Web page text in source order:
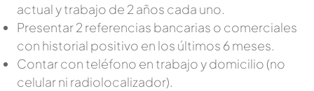
actual y trabajo de 2 años cada uno.
Presentar 2 referencias bancarias o comerciales
con historial positivo en los últimos 6 meses.
Contar con teléfono en trabajo y domicilio (no
celular ni radiolocalizador).